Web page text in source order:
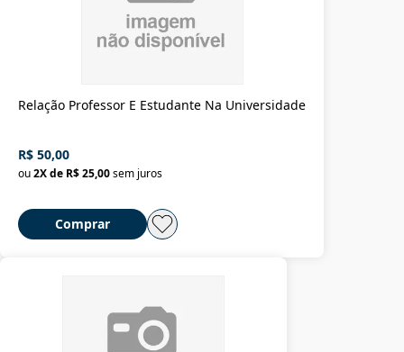
Relação Professor E Estudante Na Universidade
R$ 50,00
ou2X de R$ 25,00sem juros
Comprar